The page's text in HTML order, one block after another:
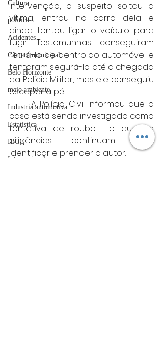
Cultura
politica
Acidentes
Câmara municipal
Belo Horizonte
meio ambiente
Industria automotiva
Estatística
IBGE
Internacional
intervenção, o suspeito soltou a
vítima, entrou no carro dela e
ainda tentou ligar o veículo para
fugir. Testemunhas conseguiram
retirá-lo de dentro do automóvel e
tentaram segurá-lo até a chegada
da Polícia Militar, mas ele conseguiu
escapar a pé.
	A Polícia Civil informou que o
caso está sendo investigado como
tentativa de roubo 	e que as
diligências continuam para
identificar e prender o autor.